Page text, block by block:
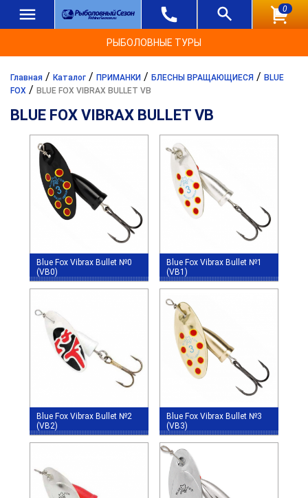
0
РЫБОЛОВНЫЕ ТУРЫ
Главная / Каталог / ПРИМАНКИ / БЛЕСНЫ ВРАЩАЮЩИЕСЯ / BLUE
FOX / BLUE FOX VIBRAX BULLET VB
BLUE FOX VIBRAX BULLET VB
Blue Fox Vibrax Bullet №0
(VB0)
Blue Fox Vibrax Bullet №1
(VB1)
Blue Fox Vibrax Bullet №2
(VB2)
Blue Fox Vibrax Bullet №3
(VB3)